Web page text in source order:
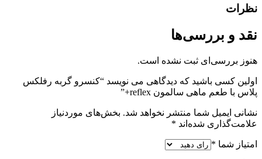
نظرات
نقد و بررسی‌ها
هنوز بررسی‌ای ثبت نشده است.
اولین کسی باشید که دیدگاهی می نویسد “کنسرو گربه رفلکس
پلاس با طعم ماهی سالمون reflex+”
نشانی ایمیل شما منتشر نخواهد شد. بخش‌های موردنیاز
علامت‌گذاری شده‌اند *
امتیاز شما *